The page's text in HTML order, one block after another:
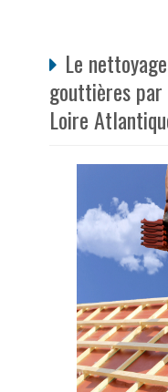
Le
gouttières par
Loire